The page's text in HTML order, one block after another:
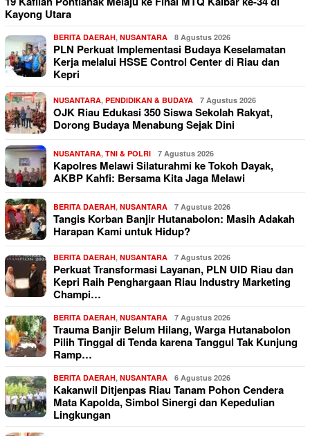
Kayong Utara
BERITA DAERAH, NUSANTARA 8 Agustus 2026
PLN Perkuat Implementasi Budaya Keselamatan
Kerja melalui HSSE Control Center di Riau dan
Kepri
NUSANTARA, PENDIDIKAN & BUDAYA 7 Agustus 2026
OJK Riau Edukasi 350 Siswa Sekolah Rakyat,
Dorong Budaya Menabung Sejak Dini
NUSANTARA, TNI & POLRI 7 Agustus 2026
Kapolres Melawi Silaturahmi ke Tokoh Dayak,
AKBP Kahfi: Bersama Kita Jaga Melawi
BERITA DAERAH, NUSANTARA 7 Agustus 2026
Tangis Korban Banjir Hutanabolon: Masih Adakah
Harapan Kami untuk Hidup?
BERITA DAERAH, NUSANTARA 7 Agustus 2026
Perkuat Transformasi Layanan, PLN UID Riau dan
Kepri Raih Penghargaan Riau Industry Marketing
Champi…
BERITA DAERAH, NUSANTARA 7 Agustus 2026
Trauma Banjir Belum Hilang, Warga Hutanabolon
Pilih Tinggal di Tenda karena Tanggul Tak Kunjung
Ramp…
BERITA DAERAH, NUSANTARA 6 Agustus 2026
Kakanwil Ditjenpas Riau Tanam Pohon Cendera
Mata Kapolda, Simbol Sinergi dan Kepedulian
Lingkungan